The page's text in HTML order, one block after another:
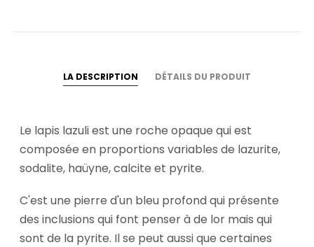
LA DESCRIPTION DÉTAILS DU PRODUIT
Le lapis lazuli est une roche opaque qui est
composée en proportions variables de lazurite,
sodalite, haüyne, calcite et pyrite.
C'est une pierre d'un bleu profond qui présente
des inclusions qui font penser à de lor mais qui
sont de la pyrite. Il se peut aussi que certaines